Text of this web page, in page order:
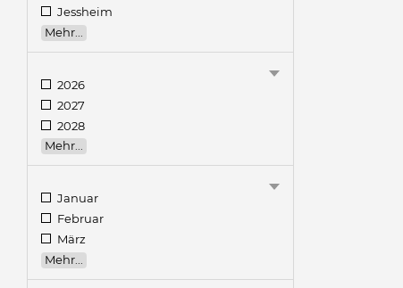
Jessheim
Mehr...
2026
2027
2028
Mehr...
Januar
Februar
März
Mehr...